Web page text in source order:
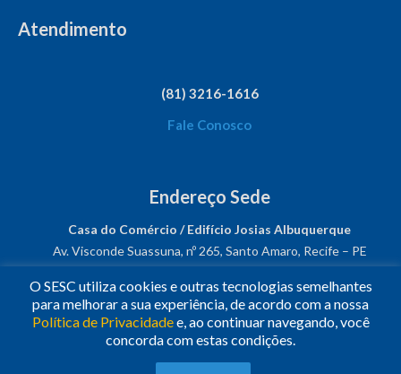
Atendimento
(81) 3216-1616
Fale Conosco
Endereço Sede
Casa do Comércio / Edifício Josias Albuquerque
Av. Visconde Suassuna, nº 265, Santo Amaro, Recife – PE
CNPJ: 03.482.931/0001-61
Siga-nos!
Todos os Direitos Reservados.
O SESC utiliza cookies e outras tecnologias semelhantes
para melhorar a sua experiência, de acordo com a nossa
Política de Privacidadee, ao continuar navegando, você
concorda com estas condições.